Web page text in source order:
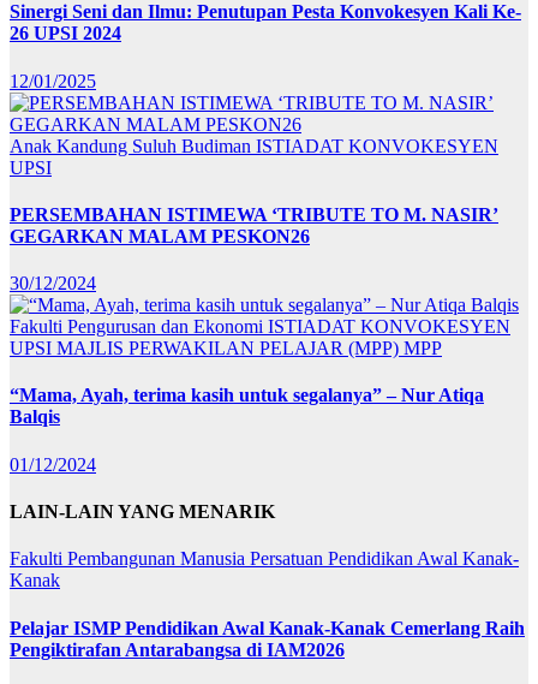
Sinergi Seni dan Ilmu: Penutupan Pesta Konvokesyen Kali Ke-
26 UPSI 2024
12/01/2025
Anak Kandung Suluh Budiman ISTIADAT KONVOKESYEN
UPSI
PERSEMBAHAN ISTIMEWA ‘TRIBUTE TO M. NASIR’
GEGARKAN MALAM PESKON26
30/12/2024
Fakulti Pengurusan dan Ekonomi ISTIADAT KONVOKESYEN
UPSI MAJLIS PERWAKILAN PELAJAR (MPP) MPP
“Mama, Ayah, terima kasih untuk segalanya” – Nur Atiqa
Balqis
01/12/2024
LAIN-LAIN YANG MENARIK
Fakulti Pembangunan Manusia Persatuan Pendidikan Awal Kanak-
Kanak
Pelajar ISMP Pendidikan Awal Kanak-Kanak Cemerlang Raih
Pengiktirafan Antarabangsa di IAM2026